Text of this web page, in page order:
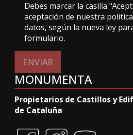
Debes marcar la casilla
aceptación de nuestra
datos, según la nueva ley
formulario.
ENVIAR
MONUMENTA
Propietarios de Castillos y
de Cataluña